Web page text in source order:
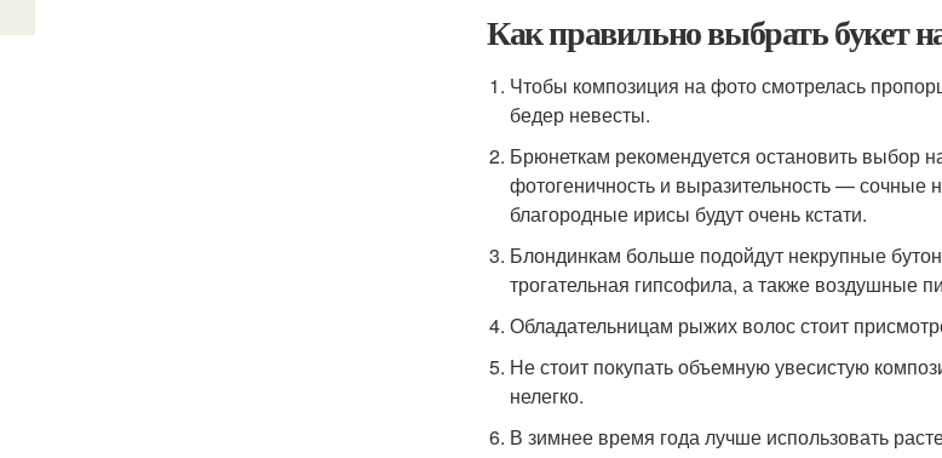
Как правильно выбрать букет
Чтобы композиция на фото смотрелась
бедер невесты.
Брюнеткам рекомендуется остановить выбор
фотогеничность и выразительность —
благородные ирисы будут очень кстати.
Блондинкам больше подойдут некрупные
трогательная гипсофила, а также воздушные
Обладательницам рыжих волос стоит
Не стоит покупать объемную увесистую
нелегко.
В зимнее время года лучше использовать